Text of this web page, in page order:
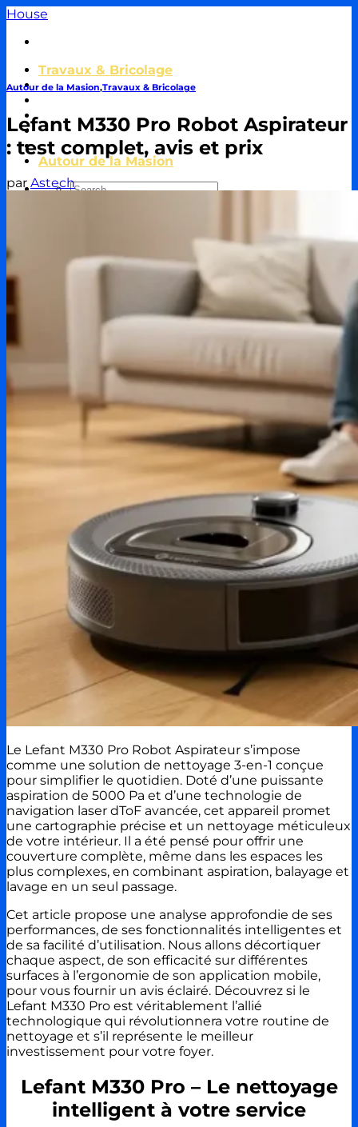
Passer
contenu
House
Travaux & Bricolage
Piscine
Décoration & Aménagement
Énergie
Immobilier & Crédit
Autour de la Masion
Autour de la Masion,Travaux & Bricolage
Lefant M330 Pro Robot Aspirateur
: test complet, avis et prix
par Astech
Le Lefant M330 Pro Robot Aspirateur s’impose
comme une solution de nettoyage 3-en-1 conçue
pour simplifier le quotidien. Doté d’une puissante
aspiration de 5000 Pa et d’une technologie de
navigation laser dToF avancée, cet appareil promet
une cartographie précise et un nettoyage méticuleux
de votre intérieur. Il a été pensé pour offrir une
couverture complète, même dans les espaces les
plus complexes, en combinant aspiration, balayage et
lavage en un seul passage.
Cet article propose une analyse approfondie de ses
performances, de ses fonctionnalités intelligentes et
de sa facilité d’utilisation. Nous allons décortiquer
chaque aspect, de son efficacité sur différentes
surfaces à l’ergonomie de son application mobile,
pour vous fournir un avis éclairé. Découvrez si le
Lefant M330 Pro est véritablement l’allié
technologique qui révolutionnera votre routine de
nettoyage et s’il représente le meilleur
investissement pour votre foyer.
Lefant M330 Pro – Le nettoyage
intelligent à votre service